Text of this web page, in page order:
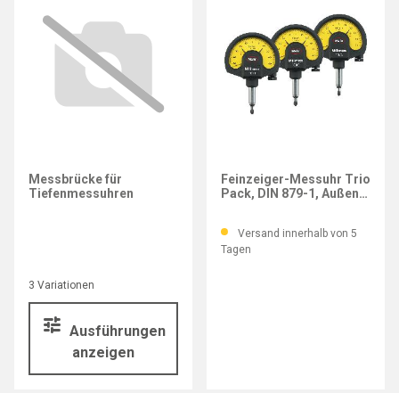
3 Variationen
Ausführungen
anzeigen
Messbrücke für
Tiefenmessuhren
Feinzeiger-Messuhr Trio
Pack, DIN 879-1, Außen-
Versand innerhalb von 5
Tagen